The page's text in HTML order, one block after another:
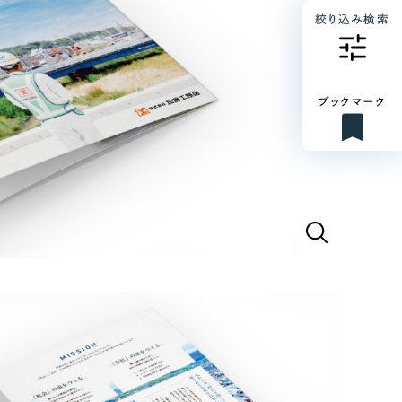
絞り込み検索
ブックマーク